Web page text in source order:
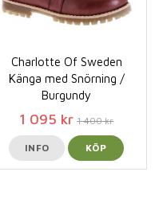
Charlotte Of Sweden
Känga med Snörning /
Burgundy
1 095 kr 1 400 kr
INFO KÖP